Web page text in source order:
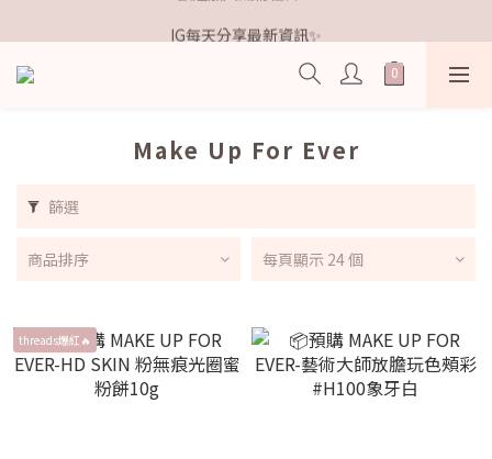
IG每天分享最新資訊✨
歡迎加入鐵粉社群🎟️
Make Up For Ever
篩選
商品排序 每頁顯示 24 個
threads爆紅🔥